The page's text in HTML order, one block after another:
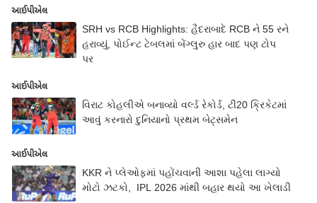
આઈપીએલ
SRH vs RCB Highlights: હૈદરાબાદે RCB ને 55 રને
હરાવ્યું, પોઈન્ટ ટેબલમાં બેંગ્લુરુ હાર બાદ પણ ટોપ
પર
આઈપીએલ
વિરાટ કોહલીએ બનાવ્યો વર્લ્ડ રેકોર્ડ, ટી20 ક્રિકેટમાં
આવું કરનારો દુનિયાનો પ્રથમ બેટ્સમેન
આઈપીએલ
KKR ને પ્લેઓફમાં પહોંચવાની આશા પહેલા લાગ્યો
મોટો ઝટકો, IPL 2026 માંથી બહાર થયો આ ખેલાડી